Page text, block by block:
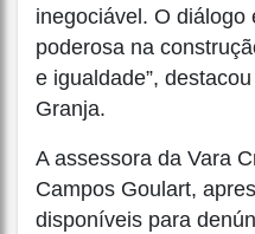
inegociável. O diálogo
poderosa na
e igualdade”,
Granja.
A assessora da Vara
Campos Goulart,
disponíveis para